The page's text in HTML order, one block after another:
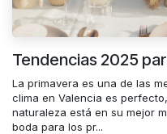
Tendencias 2025
La primavera es una de las
clima en Valencia es
naturaleza está en su mejor
boda para los pr...